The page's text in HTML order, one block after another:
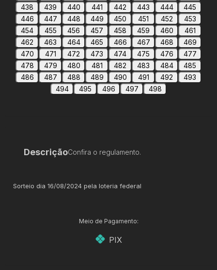
438
439 440 441 442 443 444
445
446
447 448 449 450 451 452
453
454
455 456 457 458 459 460
461
462
463 464 465 466 467 468
469
470
471 472 473 474 475 476
477
478
479 480 481 482 483 484
485
486
487 488 489 490 491 492
493
494
495 496 497 498
DescriçãoConfira o regulamento.
Sorteio dia 16/08/2024 pela loteria federal
Meio de Pagamento:
PIX